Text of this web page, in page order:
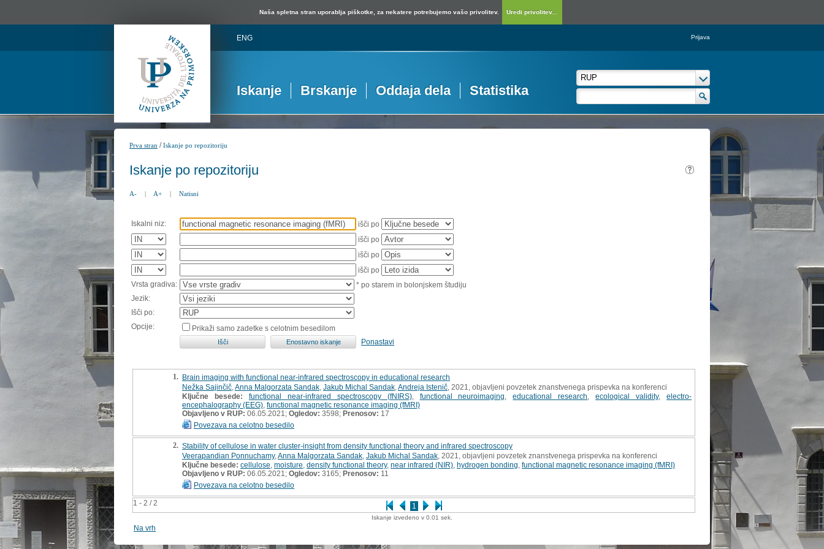
Naša spletna stran uporablja piškotke, za nekatere potrebujemo vašo privolitev. Uredi privolitev...
ENG Prijava
Iskanje Brskanje Oddaja dela Statistika
Prva stran /Iskanje po repozitoriju
Iskanje po repozitoriju
A- | A+ | Natisni
Iskalni niz:
išči po
išči po
išči po
išči po
Vrsta gradiva:
* po starem in bolonjskem študiju
Jezik:
Išči po:
Opcije:
Prikaži samo zadetke s celotnim besedilom
Ponastavi
1 - 2 / 2 1
1. Brain imaging with functional near-infrared spectroscopy in educational research
Nežka Sajinčič Anna Malgorzata Sandak Jakub Michal Sandak Andreja Istenič , 2021, objavljeni povzetek znanstvenega prispevka na konferenci
Ključne besede:
functional near-infrared spectroscopy (fNIRS), functional neuroimaging ,educational research ,ecological validity,electro-
encephalography (EEG) functional magnetic resonance imaging (fMRI)
Objavljeno v RUP: 06.05.2021; Ogledov: 3598; Prenosov: 17
Povezava na celotno besedilo
2. Stability of cellulose in water cluster-insight from density functional theory and infrared spectroscopy
Veerapandian Ponnuchamy, Anna Malgorzata Sandak Jakub Michal Sandak , 2021, objavljeni povzetek znanstvenega prispevka na konferenci
Ključne besede: cellulose moisture density functional theory, near infrared (NIR) hydrogen bonding functional magnetic resonance imaging (fMRI)
Objavljeno v RUP: 06.05.2021; Ogledov: 3165; Prenosov: 11
Povezava na celotno besedilo
Iskanje izvedeno v 0.01 sek.
Na vrh